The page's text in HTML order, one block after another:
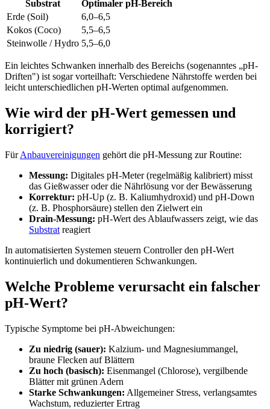
Substrat
Optimaler pH-Bereich
Erde (Soil)
6,0–6,5
Kokos (Coco)
5,5–6,5
Steinwolle / Hydro 5,5–6,0
Ein leichtes Schwanken innerhalb des Bereichs (sogenanntes „pH-
Driften") ist sogar vorteilhaft: Verschiedene Nährstoffe werden bei
leicht unterschiedlichen pH-Werten optimal aufgenommen.
Wie wird der pH-Wert gemessen und
korrigiert?
FürAnbauvereinigungen gehört die pH-Messung zur Routine:
Messung: Digitales pH-Meter (regelmäßig kalibriert) misst
das Gießwasser oder die Nährlösung vor der Bewässerung
Korrektur: pH-Up (z. B. Kaliumhydroxid) und pH-Down
(z. B. Phosphorsäure) stellen den Zielwert ein
Drain-Messung: pH-Wert des Ablaufwassers zeigt, wie das
Substrat reagiert
In automatisierten Systemen steuern Controller den pH-Wert
kontinuierlich und dokumentieren Schwankungen.
Welche Probleme verursacht ein falscher
pH-Wert?
Typische Symptome bei pH-Abweichungen:
Zu niedrig (sauer): Kalzium- und Magnesiummangel,
braune Flecken auf Blättern
Zu hoch (basisch): Eisenmangel (Chlorose), vergilbende
Blätter mit grünen Adern
Starke Schwankungen: Allgemeiner Stress, verlangsamtes
Wachstum, reduzierter Ertrag